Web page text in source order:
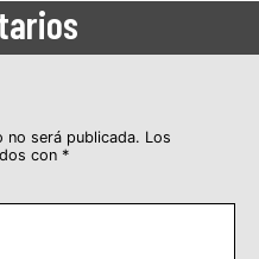
no será publicada. Los
con *